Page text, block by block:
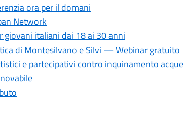
ora per il domani
Network
giovani italiani dai 18 ai 30 anni
di Montesilvano e Silvi — Webinar gratuito
e partecipativi contro inquinamento acque